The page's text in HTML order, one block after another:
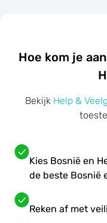
Hoe kom je
Bekijk Help &
Kies Bosnië en
de beste Bosnië
Reken af met